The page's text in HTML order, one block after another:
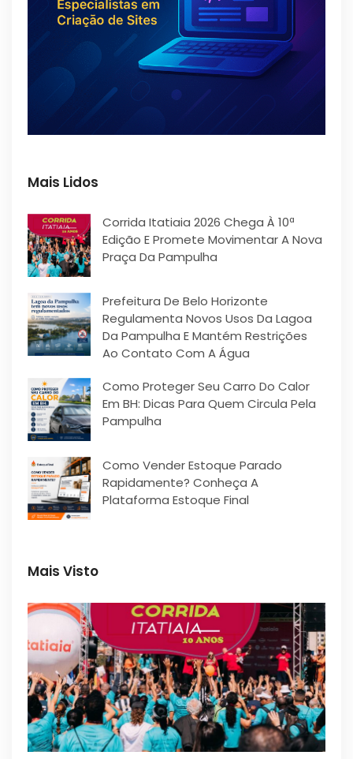
Mais Lidos
Corrida Itatiaia 2026 Chega À 10ª
Edição E Promete Movimentar A Nova
Praça Da Pampulha
Prefeitura De Belo Horizonte
Regulamenta Novos Usos Da Lagoa
Da Pampulha E Mantém Restrições
Ao Contato Com A Água
Como Proteger Seu Carro Do Calor
Em BH: Dicas Para Quem Circula Pela
Pampulha
Como Vender Estoque Parado
Rapidamente? Conheça A
Plataforma Estoque Final
Mais Visto